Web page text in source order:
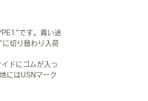
です。青い迷
切り替わり入荷
ドにゴムが入っ
にはUSNマーク